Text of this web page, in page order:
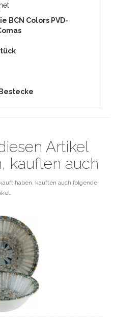
BCN Colors PVD-
Artikel
kauften auch
haben, kauften auch folgende